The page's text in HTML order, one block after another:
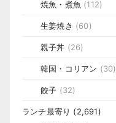
焼魚・煮魚 (112)
生姜焼き (60)
親子丼 (26)
韓国・コリアン (30)
餃子 (32)
ランチ最寄り (2,691)